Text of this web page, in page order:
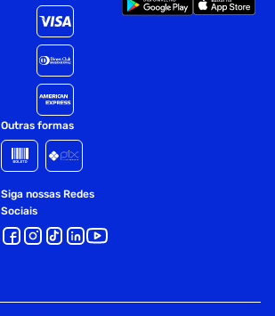
Outras formas
Siga nossas Redes
Sociais